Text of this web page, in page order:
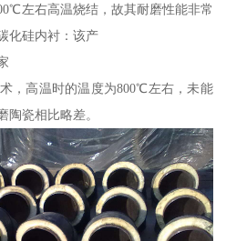
左右高温烧结，故其耐磨性能非常
化硅内衬：该产
，高温时的温度为800℃左右，未能
陶瓷相比略差。